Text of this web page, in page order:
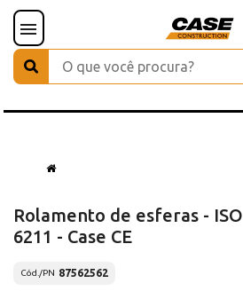
Rolamento de esferas - ISO
6211 - Case CE
Cód./PN 87562562